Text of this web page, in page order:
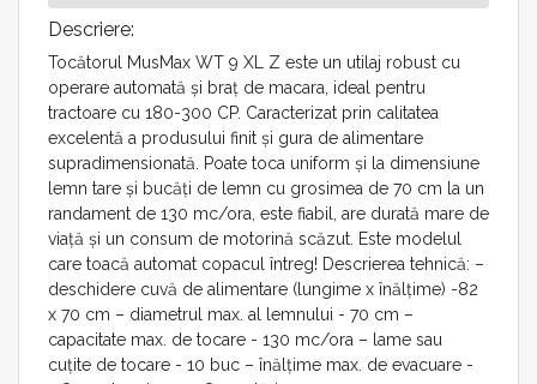
Descriere:
Tocătorul MusMax WT 9 XL Z este un utilaj robust cu
operare automată și braț de macara, ideal pentru
tractoare cu 180-300 CP. Caracterizat prin calitatea
excelentă a produsului finit și gura de alimentare
supradimensionată. Poate toca uniform și la dimensiune
lemn tare și bucăți de lemn cu grosimea de 70 cm la un
randament de 130 mc/ora, este fiabil, are durată mare de
viață și un consum de motorină scăzut. Este modelul
care toacă automat copacul întreg! Descrierea tehnică: –
deschidere cuvă de alimentare (lungime x înălțime) -82
x 70 cm – diametrul max. al lemnului - 70 cm –
capacitate max. de tocare - 130 mc/ora – lame sau
cuțite de tocare - 10 buc – înălțime max. de evacuare -